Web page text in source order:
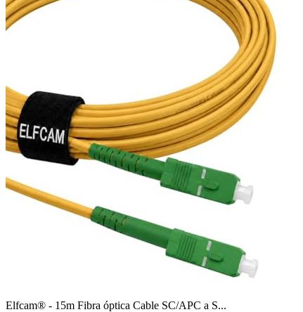
Elfcam® - 15m Fibra óptica Cable SC/APC a S...